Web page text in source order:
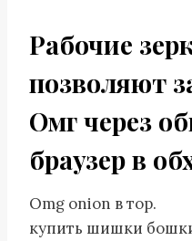
Рабочие
позволяют
Омг через
браузер в
Omg onion в тор.
купить шишки